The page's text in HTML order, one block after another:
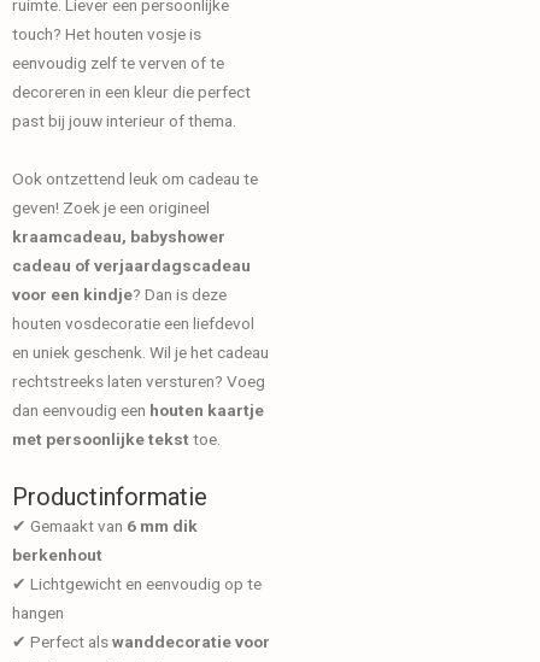
ruimte. Liever een persoonlijke
touch? Het houten vosje is
eenvoudig zelf te verven of te
decoreren in een kleur die perfect
past bij jouw interieur of thema.
Ook ontzettend leuk om cadeau te
geven! Zoek je een origineel
kraamcadeau, babyshower
cadeau of verjaardagscadeau
voor een kindje? Dan is deze
houten vosdecoratie een liefdevol
en uniek geschenk. Wil je het cadeau
rechtstreeks laten versturen? Voeg
dan eenvoudig een houten kaartje
met persoonlijke tekst toe.
Productinformatie
✔ Gemaakt van 6 mm dik
berkenhout
✔ Lichtgewicht en eenvoudig op te
hangen
✔ Perfect alswanddecoratie voor